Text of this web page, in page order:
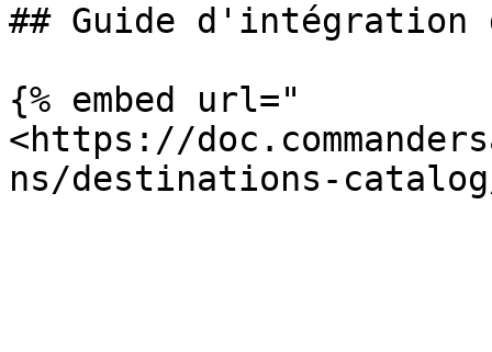
## Guide d'intégration
{% embed url="
<https://